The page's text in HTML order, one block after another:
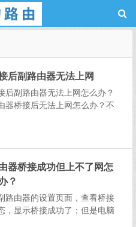
后副路由器无法上网
后副路由器无法上网怎么办？
器桥接后无法上网怎么办？不
种：1、电脑设置问题；2、路
设置问题；3、WD...
器桥接成功但上不了网怎
？
路由器的设置页面，查看桥接
，显示桥接成功了；但是电脑